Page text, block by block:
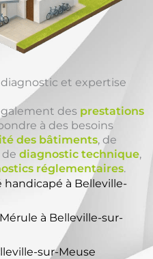
et expertise
des prestations
à des besoins
des bâtiments, de
diagnostic technique,
réglementaires.
à Belleville-
à Belleville-sur-
sur-Meuse